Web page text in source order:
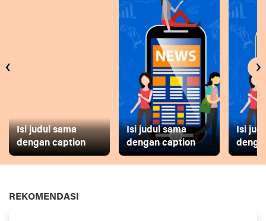
Isi judul sama
dengan caption
Isi judul sama
dengan caption
Isi
‹ ›
REKOMENDASI